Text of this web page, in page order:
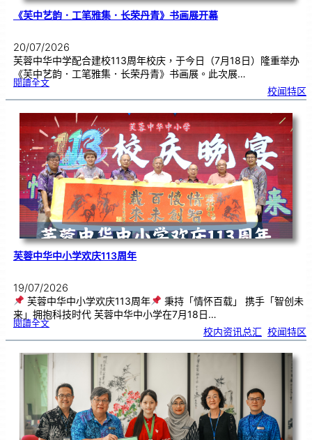
《芙中艺韵．工笔雅集．长荣丹青》书画展开幕
20/07/2026
芙蓉中华中学配合建校113周年校庆，于今日（7月18日）隆重举办
《芙中艺韵．工笔雅集．长荣丹青》书画展。此次展…
閱讀全文:《
中
艺
．
工
笔
雅
集
．
长
荣
丹
青
》
书
画
展
开
幕
校闻特区
芙蓉中华中小学欢庆113周年
19/07/2026
芙蓉中华中小学欢庆113周年
秉持「情怀百载」 携手「智创未
来」拥抱科技时代 芙蓉中华中小学在7月18日…
閱讀全文:芙
华
小
学
欢庆
周
年
校内资讯总汇 校闻特区